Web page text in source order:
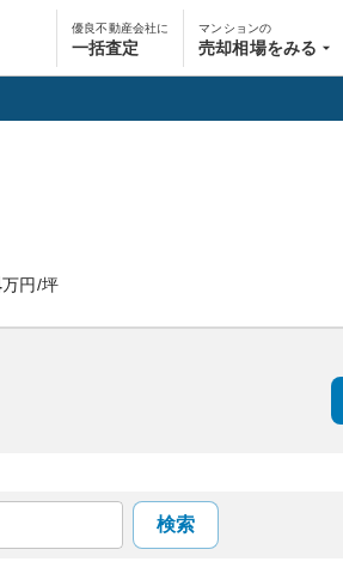
優良不動産会社に
一括査定
マンションの
売却相場をみる
万円/坪
検索